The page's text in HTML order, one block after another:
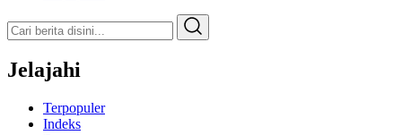
Jelajahi
Terpopuler
Indeks